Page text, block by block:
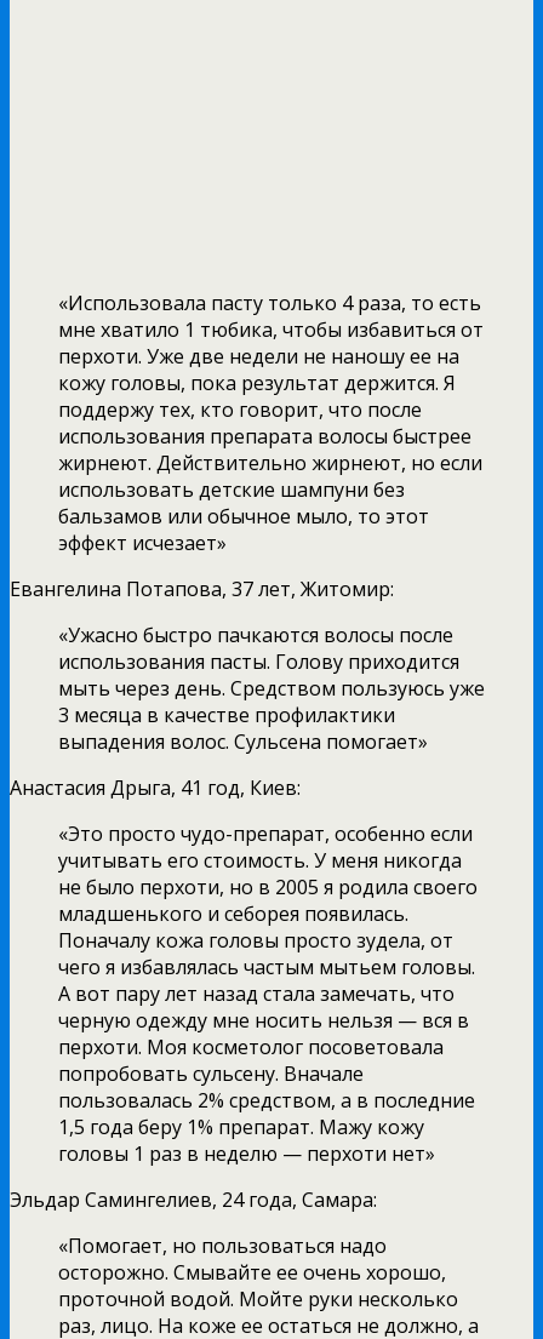
«Использовала пасту только 4 раза, то есть
мне хватило 1 тюбика, чтобы избавиться от
перхоти. Уже две недели не наношу ее на
кожу головы, пока результат держится. Я
поддержу тех, кто говорит, что после
использования препарата волосы быстрее
жирнеют. Действительно жирнеют, но если
использовать детские шампуни без
бальзамов или обычное мыло, то этот
эффект исчезает»
Евангелина Потапова, 37 лет, Житомир:
«Ужасно быстро пачкаются волосы после
использования пасты. Голову приходится
мыть через день. Средством пользуюсь уже
3 месяца в качестве профилактики
выпадения волос. Сульсена помогает»
Анастасия Дрыга, 41 год, Киев:
«Это просто чудо-препарат, особенно если
учитывать его стоимость. У меня никогда
не было перхоти, но в 2005 я родила своего
младшенького и себорея появилась.
Поначалу кожа головы просто зудела, от
чего я избавлялась частым мытьем головы.
А вот пару лет назад стала замечать, что
черную одежду мне носить нельзя — вся в
перхоти. Моя косметолог посоветовала
попробовать сульсену. Вначале
пользовалась 2% средством, а в последние
1,5 года беру 1% препарат. Мажу кожу
головы 1 раз в неделю — перхоти нет»
Эльдар Самингелиев, 24 года, Самара:
«Помогает, но пользоваться надо
осторожно. Смывайте ее очень хорошо,
проточной водой. Мойте руки несколько
раз, лицо. На коже ее остаться не должно, а